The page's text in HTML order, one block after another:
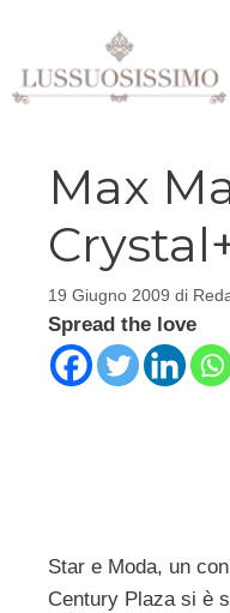
contenuto
Max
19 Giugno 2009 di
Spread the love
Star e Moda, un
Century Plaza si è